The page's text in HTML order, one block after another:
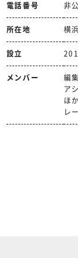
電話番号 非
所在地 横
設立
メンバー
編
ア
ほ
レ